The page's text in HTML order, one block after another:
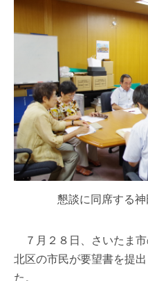
懇談に同席する
７月２８日、さいたま市
北区の市民が要望書を提
た。